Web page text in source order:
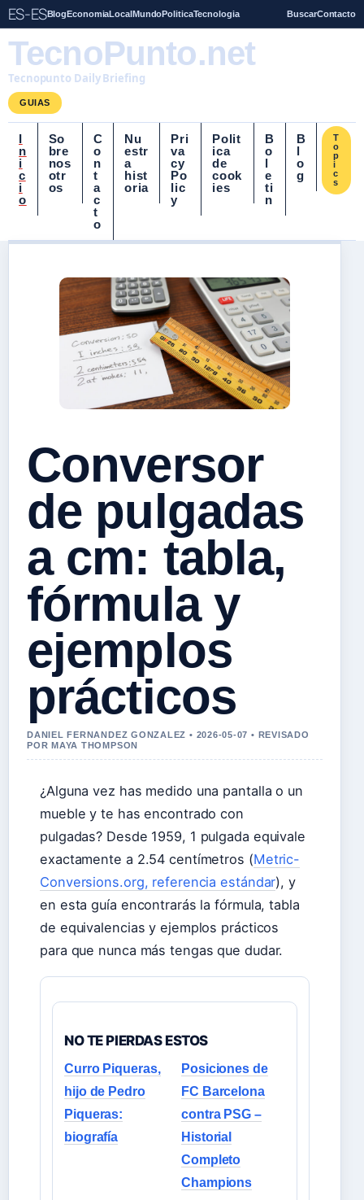
ES-ESBlogEconomiaLocalMundoPoliticaTecnologia BuscarContacto
TecnoPunto.net
Tecnopunto Daily Briefing
GUIAS
I
n
i
c
i
o
So
bre
nos
otr
os
C
o
n
t
a
c
t
o
Nu
estr
a
hist
oria
Pri
va
cy
Po
lic
y
Polit
ica
de
cook
ies
B
o
l
e
ti
n
B
l
o
g
T
o
p
i
c
s
Conversor
de pulgadas
a cm: tabla,
fórmula y
ejemplos
prácticos
DANIEL FERNANDEZ GONZALEZ • 2026-05-07 • REVISADO
POR MAYA THOMPSON
¿Alguna vez has medido una pantalla o un
mueble y te has encontrado con
pulgadas? Desde 1959, 1 pulgada equivale
exactamente a 2.54 centímetros (Metric-
Conversions.org, referencia estándar), y
en esta guía encontrarás la fórmula, tabla
de equivalencias y ejemplos prácticos
para que nunca más tengas que dudar.
NO TE PIERDAS ESTOS
Curro Piqueras,
hijo de Pedro
Piqueras:
biografía
Posiciones de
FC Barcelona
contra PSG –
Historial
Completo
Champions